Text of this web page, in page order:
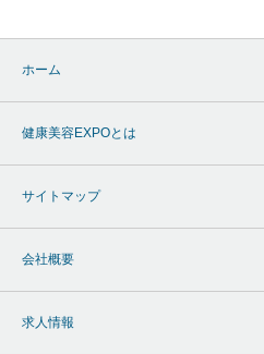
ホーム
健康美容EXPOとは
サイトマップ
会社概要
求人情報